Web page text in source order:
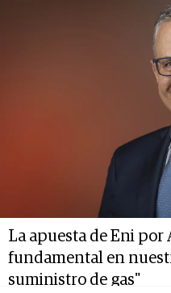
La apuesta de Eni
fundamental en
suministro de gas"